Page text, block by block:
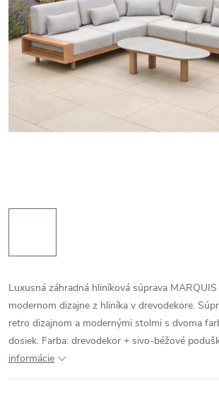
Luxusná záhradná hliníková súprava
modernom dizajne z hliníka v drevodekore.
retro dizajnom a modernými stolmi s dvoma
dosiek. Farba: drevodekor + sivo-béžové
informácie